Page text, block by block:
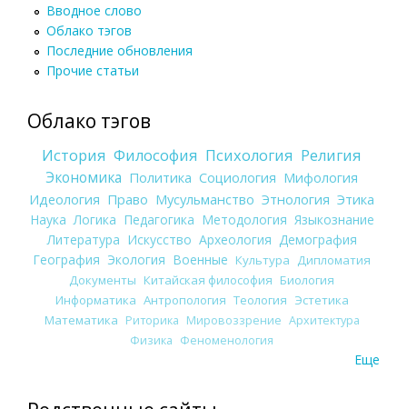
Вводное слово
Облако тэгов
Последние обновления
Прочие статьи
Облако тэгов
История Философия Психология Религия
Экономика Политика Социология Мифология
Идеология Право Мусульманство Этнология Этика
Наука Логика Педагогика Методология Языкознание
Литература Искусство Археология Демография
География Экология Военные Культура
Дипломатия
Документы Китайская философия Биология
Информатика Антропология Теология Эстетика
Математика Риторика Мировоззрение Архитектура
Физика Феноменология
Еще